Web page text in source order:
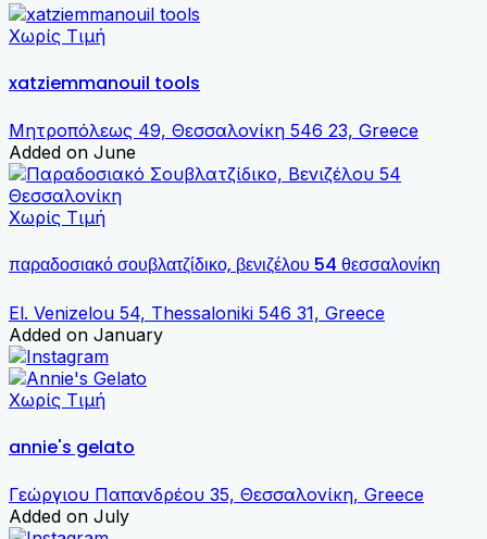
Χωρίς Τιμή
xatziemmanouil tools
Μητροπόλεως 49, Θεσσαλονίκη 546 23, Greece
Added on June
Χωρίς Τιμή
παραδοσιακό σουβλατζίδικο, βενιζέλου 54 θεσσαλονίκη
El. Venizelou 54, Thessaloniki 546 31, Greece
Added on January
Χωρίς Τιμή
annie's gelato
Γεώργιου Παπανδρέου 35, Θεσσαλονίκη, Greece
Added on July